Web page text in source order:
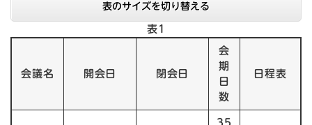
表のサイズを切り替える
表1
会議名 開会日 閉会日
会
期
日
数
日程表
35